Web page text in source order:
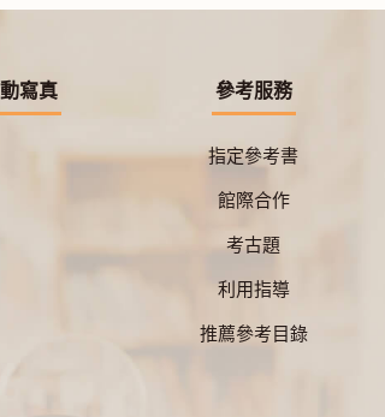
寫真 參考服務
指定參考書
館際合作
考古題
利用指導
推薦參考目錄